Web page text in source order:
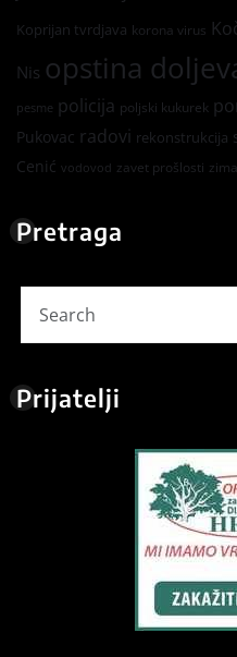
Koprijan tvrdjava korona virus
Nis opstina
pesme policija poljski kukurek
Pukovac radovi rekonstrukcija
Cenić vodovod zavet prošlosti zima
Pretraga
Prijatelji